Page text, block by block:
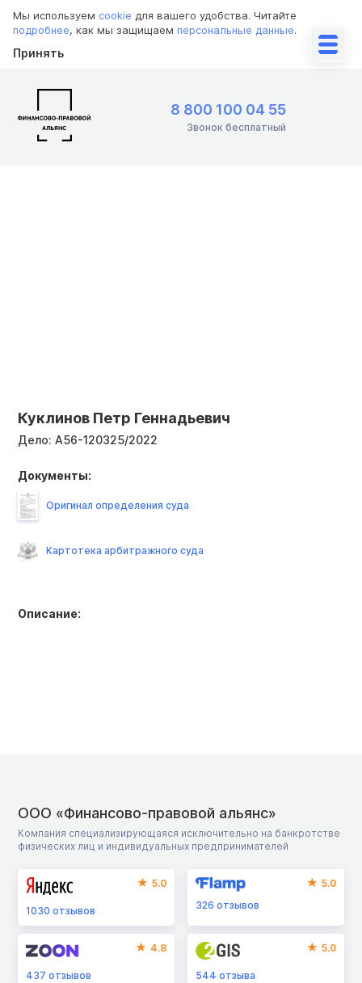
Мы используем cookie для вашего удобства. Читайте
подробнее, как мы защищаем персональные данные.
Принять
8 800 100 04 55
Звонок бесплатный
Куклинов Петр Геннадьевич
Дело: А56-120325/2022
Описание:
Документы:
Оригинал определения суда
Картотека арбитражного суда
ООО «Финансово-правовой альянс»
Компания специализирующаяся исключительно на банкротстве
физических лиц и индивидуальных предпринимателей
5.0
1030 отзывов
5.0
326отзывов
4.8
437 отзывов
5.0
544отзыва